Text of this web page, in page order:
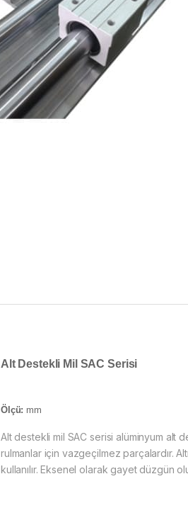
Alt Destekli Mil SAC Serisi
Ölçü: mm
Alt destekli mil SAC serisi alüminyum alt
rulmanlar için vazgeçilmez parçalardır.
kullanılır. Eksenel olarak gayet düzgün